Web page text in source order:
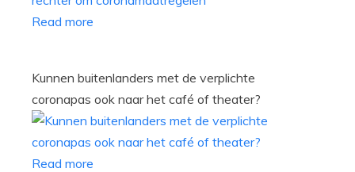
Read more
Kunnen buitenlanders met de verplichte
coronapas ook naar het café of theater?
Read more